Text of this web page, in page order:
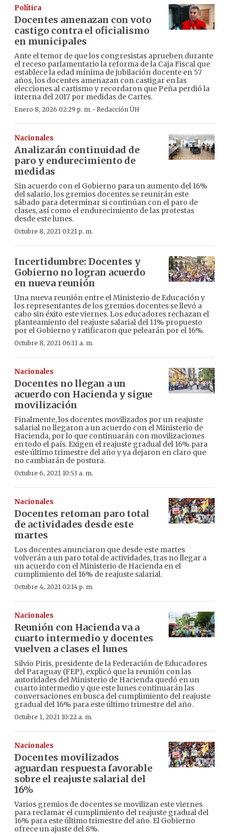
Política
Docentes amenazan con voto
castigo contra el oficialismo
en municipales
Ante el temor de que los congresistas aprueben durante
el receso parlamentario la reforma de la Caja Fiscal que
establece la edad mínima de jubilación docente en 57
años, los docentes amenazan con castigar en las
elecciones al cartismo y recordaron que Peña perdió la
interna del 2017 por medidas de Cartes.
Enero 8, 2026 02:29 p. m. · Redacción ÚH
Nacionales
Analizarán continuidad de
paro y endurecimiento de
medidas
Sin acuerdo con el Gobierno para un aumento del 16%
del salario, los gremios docentes se reunirán este
sábado para determinar si continúan con el paro de
clases, así como el endurecimiento de las protestas
desde este lunes.
Octubre 8, 2021 03:21 p. m.
Incertidumbre: Docentes y
Gobierno no logran acuerdo
en nueva reunión
Una nueva reunión entre el Ministerio de Educación y
los representantes de los gremios docentes se llevó a
cabo sin éxito este viernes. Los educadores rechazan el
planteamiento del reajuste salarial del 11% propuesto
por el Gobierno y ratificaron que pelearán por el 16%.
Octubre 8, 2021 06:11 a. m.
Nacionales
Docentes no llegan a un
acuerdo con Hacienda y sigue
movilización
Finalmente, los docentes movilizados por un reajuste
salarial no llegaron a un acuerdo con el Ministerio de
Hacienda, por lo que continuarán con movilizaciones
en todo el país. Exigen el reajuste gradual del 16% para
este último trimestre del año y ya dejaron en claro que
no cambiarán de postura.
Octubre 6, 2021 10:53 a. m.
Nacionales
Docentes retoman paro total
de actividades desde este
martes
Los docentes anunciaron que desde este martes
volverán a un paro total de actividades, tras no llegar a
un acuerdo con el Ministerio de Hacienda en el
cumplimiento del 16% de reajuste salarial.
Octubre 4, 2021 02:14 p. m.
Nacionales
Reunión con Hacienda va a
cuarto intermedio y docentes
vuelven a clases el lunes
Silvio Piris, presidente de la Federación de Educadores
del Paraguay (FEP), explicó que la reunión con las
autoridades del Ministerio de Hacienda quedó en un
cuarto intermedio y que este lunes continuarán las
conversaciones en busca del cumplimiento del reajuste
gradual del 16% para este último trimestre del año.
Octubre 1, 2021 10:22 a. m.
Nacionales
Docentes movilizados
aguardan respuesta favorable
sobre el reajuste salarial del
16%
Varios gremios de docentes se movilizan este viernes
para reclamar el cumplimiento del reajuste gradual del
16% para este último trimestre del año. El Gobierno
ofrece un ajuste del 8%.